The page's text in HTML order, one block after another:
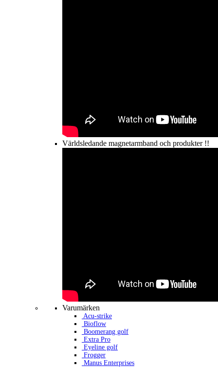
Världsledande magnetarmband och produkter !!
Varumärken
Acu-strike
Bioflow
Boomerang golf
Extra Pro
Eyeline golf
Frogger
Manus Enterprises